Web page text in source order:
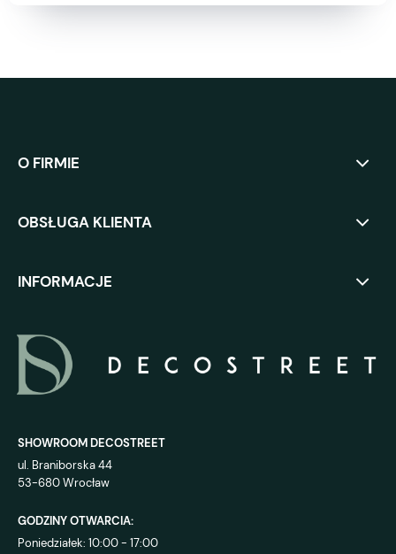
O FIRMIE
OBSŁUGA KLIENTA
INFORMACJE
SHOWROOM DECOSTREET
ul. Braniborska 44
53-680 Wrocław
GODZINY OTWARCIA:
Poniedziałek: 10:00 - 17:00